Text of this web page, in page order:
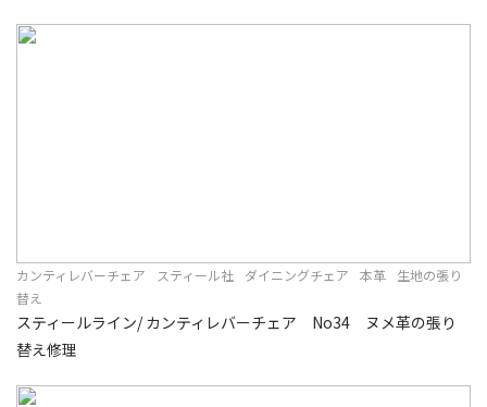
カンティレバーチェア スティール社 ダイニングチェア 本革
生地の張り
替え
スティールライン/ カンティレバーチェア No34 ヌメ革の張り
替え修理